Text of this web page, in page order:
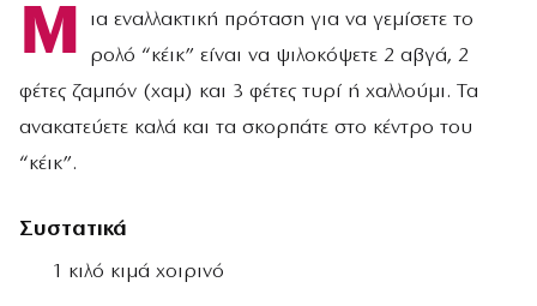
Μ
ια εναλλακτική πρόταση για να γεμίσετε το
ρολό “κέικ” είναι να ψιλοκόψετε 2 αβγά, 2
φέτες ζαμπόν (χαμ) και 3 φέτες τυρί ή χαλλούμι. Τα
ανακατεύετε καλά και τα σκορπάτε στο κέντρο του
“κέικ”.
Συστατικά
1 κιλό κιμά χοιρινό